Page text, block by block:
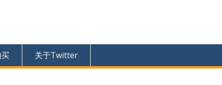
关于Twitter